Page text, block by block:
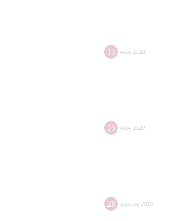
13 мая 2020
13 мая 2020
28 апреля 2019